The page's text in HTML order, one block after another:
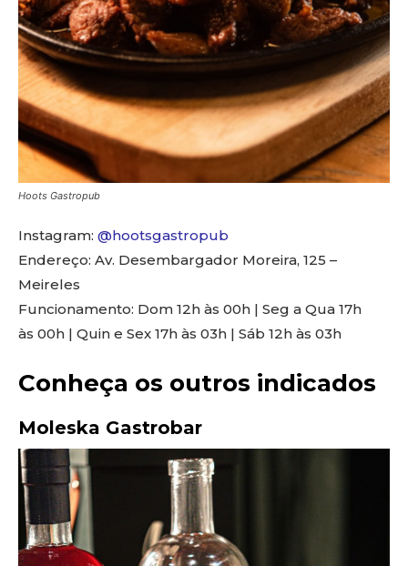
Hoots Gastropub
Instagram: @hootsgastropub
Endereço: Av. Desembargador Moreira, 125 –
Meireles
Funcionamento: Dom 12h às 00h | Seg a Qua 17h
às 00h | Quin e Sex 17h às 03h | Sáb 12h às 03h
Conheça os outros indicados
Moleska Gastrobar